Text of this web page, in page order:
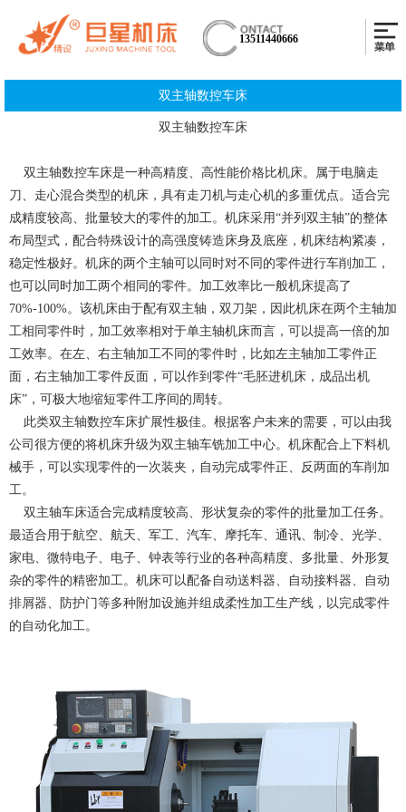
13511440666
双主轴数控车床
双主轴数控车床
双主轴数控车床是一种高精度、高性能价格比机床。属于电脑走
刀、走心混合类型的机床，具有走刀机与走心机的多重优点。适合完
成精度较高、批量较大的零件的加工。机床采用“并列双主轴”的整体
布局型式，配合特殊设计的高强度铸造床身及底座，机床结构紧凑，
稳定性极好。机床的两个主轴可以同时对不同的零件进行车削加工，
也可以同时加工两个相同的零件。加工效率比一般机床提高了
70%-100%。该机床由于配有双主轴，双刀架，因此机床在两个主轴加
工相同零件时，加工效率相对于单主轴机床而言，可以提高一倍的加
工效率。在左、右主轴加工不同的零件时，比如左主轴加工零件正
面，右主轴加工零件反面，可以作到零件“毛胚进机床，成品出机
床”，可极大地缩短零件工序间的周转。
此类双主轴数控车床扩展性极佳。根据客户未来的需要，可以由我
公司很方便的将机床升级为双主轴车铣加工中心。机床配合上下料机
械手，可以实现零件的一次装夹，自动完成零件正、反两面的车削加
工。
双主轴车床适合完成精度较高、形状复杂的零件的批量加工任务。
最适合用于航空、航天、军工、汽车、摩托车、通讯、制冷、光学、
家电、微特电子、电子、钟表等行业的各种高精度、多批量、外形复
杂的零件的精密加工。机床可以配备自动送料器、自动接料器、自动
排屑器、防护门等多种附加设施并组成柔性加工生产线，以完成零件
的自动化加工。